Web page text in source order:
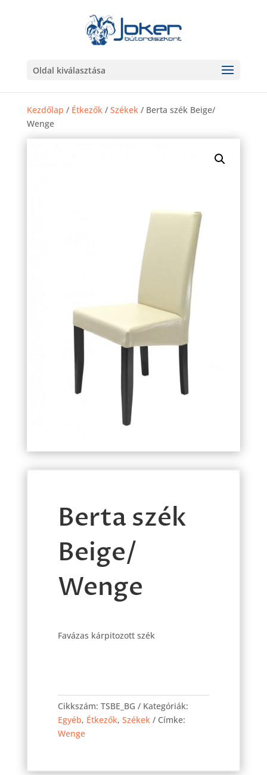
Oldal kiválasztása
Kezdőlap / Étkezők/ Székek/ Berta szék Beige/
Wenge
Berta szék
Beige/
Wenge
Favázas kárpitozott szék
szék
Beige/
Wenge
Cikkszám: TSBE_BG
Kategóriák:
Egyéb, Étkezők, Székek
Címke:
Wenge